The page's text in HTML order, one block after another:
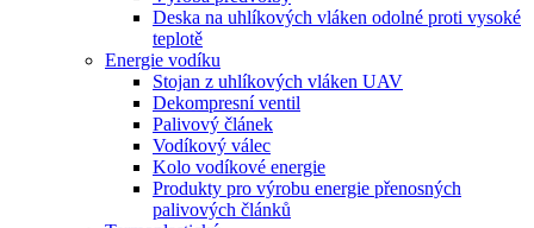
Deska na uhlíkových vláken odolné proti vysoké
teplotě
Energie vodíku
Stojan z uhlíkových vláken UAV
Dekompresní ventil
Palivový článek
Vodíkový válec
Kolo vodíkové energie
Produkty pro výrobu energie přenosných
palivových článků